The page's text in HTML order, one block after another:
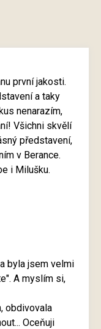
první jakosti.
a taky
nenarazím,
Všichni skvělí
představení,
v Berance.
i Milušku.
byla jsem velmi
A myslím si,
obdivovala
Oceňuji